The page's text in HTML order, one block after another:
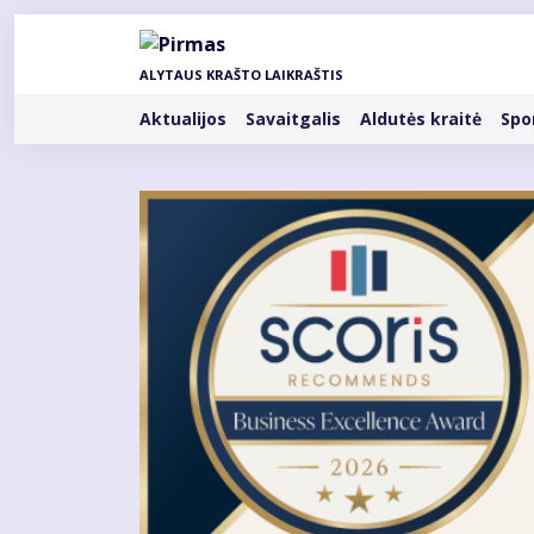
Pereiti
ALYTAUS KRAŠTO LAIKRAŠTIS
Rubrikos
Aktualijos Savaitgalis Aldutės kraitė